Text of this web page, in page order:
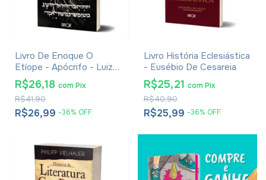
Livro De Enoque O
Etíope - Apócrifo - Luiz
Alexandre Solano Rossi
R$26,99 -36% OFF
R$41,90
R$26,18 comPix
Livro História Eclesiástica
- Eusébio De Cesareia
R$25,99 -36% OFF
R$40,90
R$25,21 com Pix